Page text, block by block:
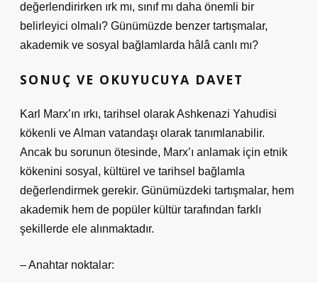
değerlendirirken ırk mı, sınıf mı daha önemli bir
belirleyici olmalı? Günümüzde benzer tartışmalar,
akademik ve sosyal bağlamlarda hâlâ canlı mı?
SONUÇ VE OKUYUCUYA DAVET
Karl Marx’ın ırkı, tarihsel olarak Ashkenazi Yahudisi
kökenli ve Alman vatandaşı olarak tanımlanabilir.
Ancak bu sorunun ötesinde, Marx’ı anlamak için etnik
kökenini sosyal, kültürel ve tarihsel bağlamla
değerlendirmek gerekir. Günümüzdeki tartışmalar, hem
akademik hem de popüler kültür tarafından farklı
şekillerde ele alınmaktadır.
– Anahtar noktalar: